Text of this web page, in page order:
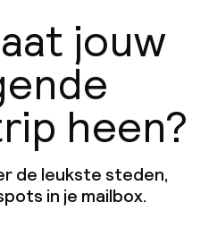
jouw
heen?
de leukste steden,
in je mailbox.